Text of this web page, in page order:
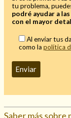
Mi rincón
Mis libros favoritos
Mi Blog
¿Qué es el tarot?
tu problema,
podré ayudar a
con el mayor
Al enviar tus
como la política
Saber más sobre